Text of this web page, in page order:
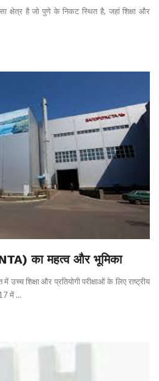
क्षेत्र है जो पुणे के निकट स्थित है, जहां शिक्षा और
का महत्व और भूमिका
में उच्च शिक्षा और प्रतियोगी परीक्षाओं के लिए राष्ट्रीय
में ...